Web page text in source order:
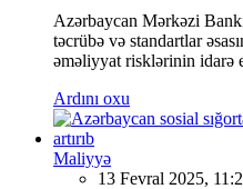
Azərbaycan Mərkəzi
təcrübə və standartlar
əməliyyat risklərinin idarə
Ardını oxu
Maliyyə
13 Fevral 2025,